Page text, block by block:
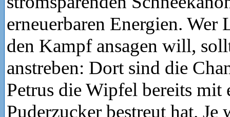
erneuerbaren Energien. Wer
den Kampf ansagen will,
anstreben: Dort sind die
Petrus die Wipfel bereits mit
Puderzucker bestreut hat. Je